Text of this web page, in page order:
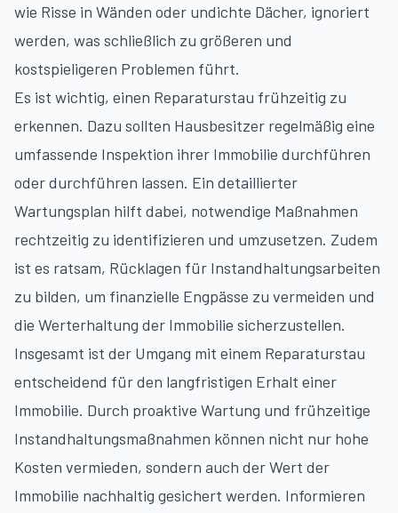
wie Risse in Wänden oder undichte Dächer, ignoriert
werden, was schließlich zu größeren und
kostspieligeren Problemen führt.
Es ist wichtig, einen Reparaturstau frühzeitig zu
erkennen. Dazu sollten Hausbesitzer regelmäßig eine
umfassende Inspektion ihrer Immobilie durchführen
oder durchführen lassen. Ein detaillierter
Wartungsplan hilft dabei, notwendige Maßnahmen
rechtzeitig zu identifizieren und umzusetzen. Zudem
ist es ratsam, Rücklagen für Instandhaltungsarbeiten
zu bilden, um finanzielle Engpässe zu vermeiden und
die Werterhaltung der Immobilie sicherzustellen.
Insgesamt ist der Umgang mit einem Reparaturstau
entscheidend für den langfristigen Erhalt einer
Immobilie. Durch proaktive Wartung und frühzeitige
Instandhaltungsmaßnahmen können nicht nur hohe
Kosten vermieden, sondern auch der Wert der
Immobilie nachhaltig gesichert werden. Informieren